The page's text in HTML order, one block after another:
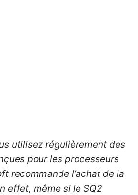
utilisez régulièrement des
pour les processeurs
recommande l’achat de la
effet, même si le SQ2